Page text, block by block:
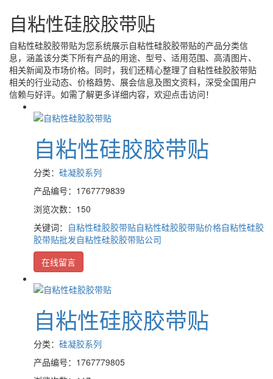
自粘性硅胶胶带贴
自粘性硅胶胶带贴为您系统展示自粘性硅胶胶带贴的产品分类信
息，涵盖该分类下所有产品的用途、型号、适用范围、高清图片、
相关新闻及市场价格。同时，我们还精心整理了自粘性硅胶胶带贴
相关的行业动态、价格趋势、展会信息及图文资料，深受全国用户
信赖与好评。如需了解更多详细内容，欢迎点击访问！
自粘性硅胶胶带贴
分类： 硅凝胶系列
产品编号：1767779839
浏览次数：150
关键词： 自粘性硅胶胶带贴自粘性硅胶胶带贴价格自粘性硅胶
胶带贴批发自粘性硅胶胶带贴公司
在线留言
自粘性硅胶胶带贴
分类： 硅凝胶系列
产品编号：1767779805